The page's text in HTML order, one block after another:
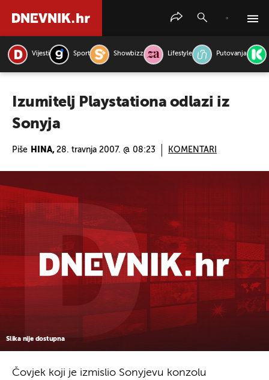
Vijesti Sport Showbizz Lifestyle Putovanja
Izumitelj Playstationa odlazi iz
Sonyja
Piše HINA, 28. travnja 2007. @ 08:23 KOMENTARI
Slika nije dostupna
Čovjek koji je izmislio Sonyjevu konzolu
PRETRAŽITE VIJESTI